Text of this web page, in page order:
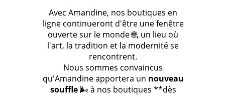
Avec Amandine, nos boutiques en
ligne continueront d'être une fenêtre
ouverte sur le monde 🌐, un lieu où
l'art, la tradition et la modernité se
rencontrent.
Nous sommes convaincus
qu'Amandine apportera un nouveau
souffle🌬️ à nos boutiques **dès